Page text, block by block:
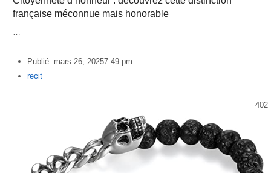
française méconnue mais honorable
…
Publié :mars 26, 20257:49 pm
Author
recit
402